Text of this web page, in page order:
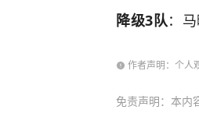
降级3队：
作者声明：个人
免责声明：本内